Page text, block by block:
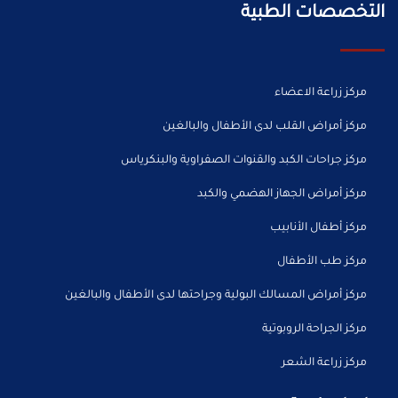
التخصصات الطبية
مركز زراعة الاعضاء
مركز أمراض القلب لدى الأطفال والبالغين
مركز جراحات الكبد والقنوات الصفراوية والبنكرياس
مركز أمراض الجهاز الهضمي والكبد
مركز أطفال الأنابيب
مركز طب الأطفال
مركز أمراض المسالك البولية وجراحتها لدى الأطفال والبالغين
مركز الجراحة الروبوتية
مركز زراعة الشعر